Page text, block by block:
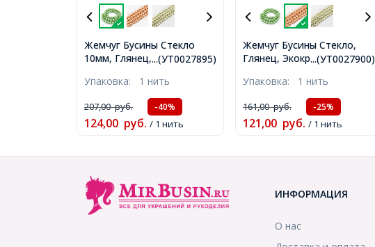
...(УТ0027895)
Жемчуг Бусины Стекло
10мм, Глянец, Экокраска,
хлопка, Круглые, Лайм,
Диаметр: 10мм, Отв. 1мм,
ок. 40шт/40см/нить
(УТ0027895)
Упаковка: 1 нить
207,00руб. -40%
124,00 руб. / 1 нить
...(УТ0027900)
Жемчуг Бусины Стекло,
Глянец, Экокраска, нить из
Круглые, Темно-
оранжевый, 10мм, Отв.
1мм, ок. 40шт/40см/нить
(УТ0027900)
Упаковка: 1 нить
161,00руб. -25%
121,00 руб. / 1 нить
ИНФОРМАЦИЯ
О нас